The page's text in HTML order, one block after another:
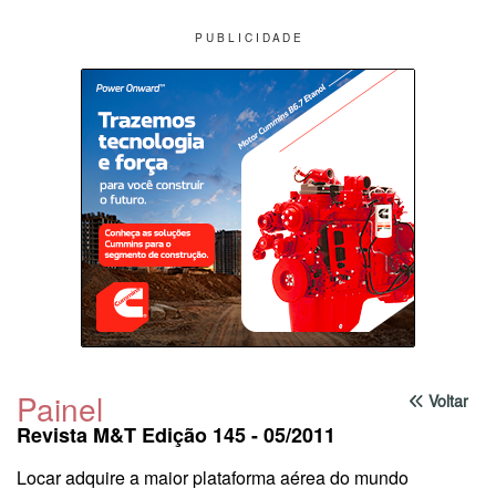
P U B L I C I D A D E
Voltar
Painel
Revista M&T Edição 145 - 05/2011
Locar adquire a maior plataforma aérea do mundo